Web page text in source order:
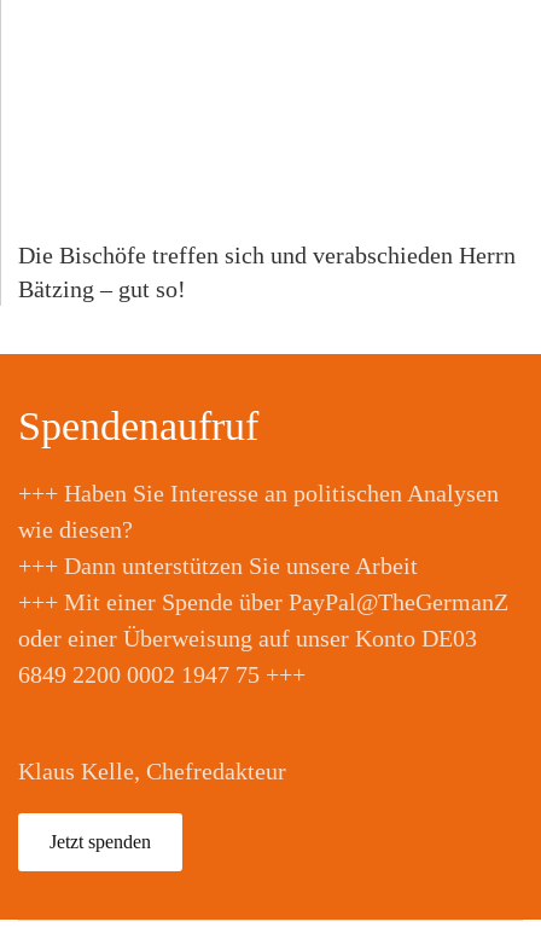
Die Bischöfe treffen sich und verabschieden Herrn
Bätzing – gut so!
Spendenaufruf
+++ Haben Sie Interesse an politischen Analysen
wie diesen?
+++ Dann unterstützen Sie unsere Arbeit
+++ Mit einer Spende über PayPal@TheGermanZ
oder einer Überweisung auf unser Konto DE03
6849 2200 0002 1947 75 +++
Klaus Kelle, Chefredakteur
Jetzt spenden